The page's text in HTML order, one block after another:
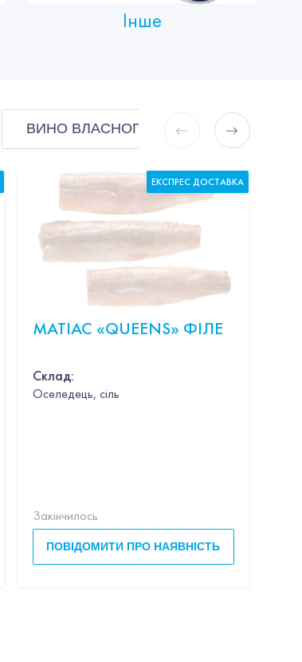
Інше
ВИНО ВЛАСНОГО ІМПОРТУ
МАТІАС «QUEENS» ФІЛЕ
Склад:
Оселедець, сіль
Закінчилось
ПОВІДОМИТИ ПРО НАЯВНІСТЬ
ЕКСПРЕС ДОСТАВКА